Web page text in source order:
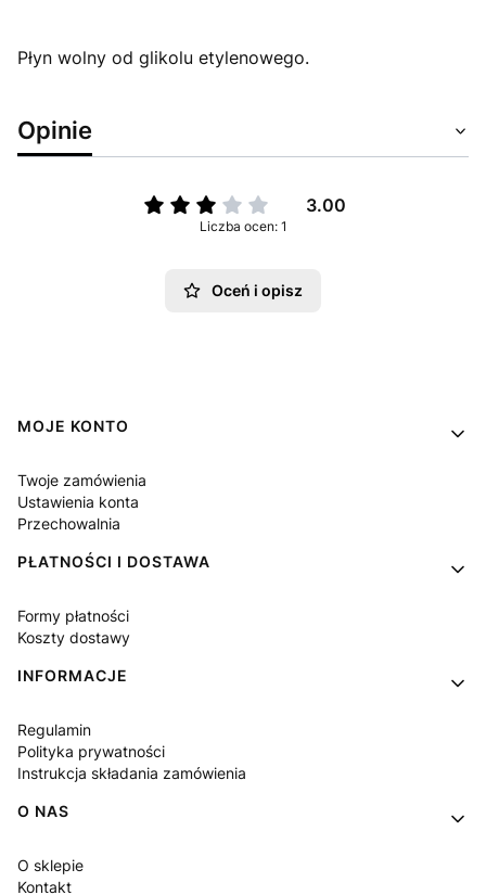
Płyn wolny od glikolu etylenowego.
Opinie
3.00
Liczba ocen: 1
Oceń i opisz
Linki w stopce
MOJE KONTO
Twoje zamówienia
Ustawienia konta
Przechowalnia
PŁATNOŚCI I DOSTAWA
Formy płatności
Koszty dostawy
INFORMACJE
Regulamin
Polityka prywatności
Instrukcja składania zamówienia
O NAS
O sklepie
Kontakt